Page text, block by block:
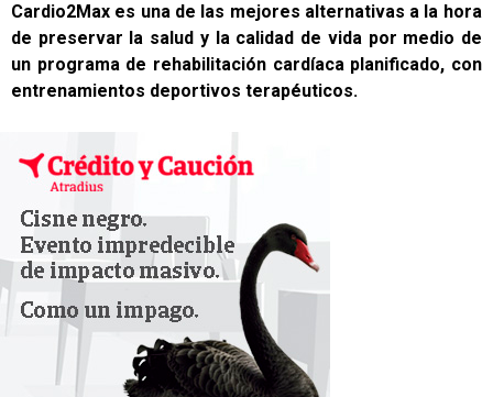
Cardio2Max es una de las mejores alternativas a la hora
de preservar la salud y la calidad de vida por medio de
un programa de rehabilitación cardíaca planificado, con
entrenamientos deportivos terapéuticos.